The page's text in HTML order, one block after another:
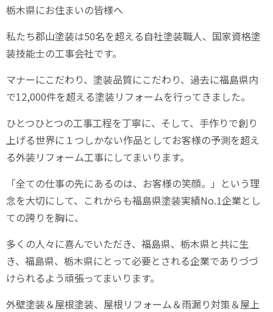
栃木県にお住まいの皆様へ
私たち郡山塗装は50名を超える自社塗装職人、国家資格塗
装技能士の工事会社です。
マナーにこだわり、塗装品質にこだわり、過去に福島県内
で12,000件を超える塗装リフォームを行ってきました。
ひとつひとつの工事工程を丁寧に、そして、手作りで創り
上げる世界に１つしかない作品としてお客様の予測を超え
る外装リフォーム工事にしてまいります。
「全ての仕事の先にあるのは、お客様の笑顔。」という理
念を大切にして、これからも福島県塗装実績No.1企業とし
ての誇りを胸に、
多くの人々に喜んでいただき、福島県、栃木県と共に生
き、福島県、栃木県にとって必要とされる企業でありづづ
けられるよう頑張ってまいります。
外壁塗装＆屋根塗装、屋根リフォーム＆雨漏り対策＆屋上